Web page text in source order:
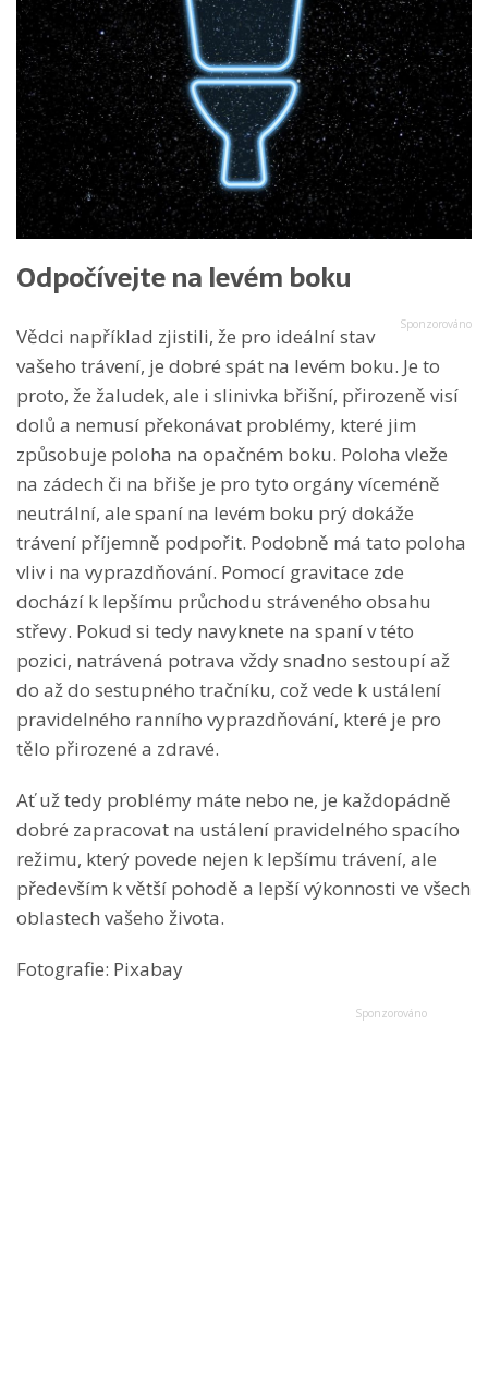
Odpočívejte na levém boku
Vědci například zjistili, že pro ideální stav
vašeho trávení, je dobré spát na levém boku. Je to
proto, že žaludek, ale i slinivka břišní, přirozeně visí
dolů a nemusí překonávat problémy, které jim
způsobuje poloha na opačném boku. Poloha vleže
na zádech či na břiše je pro tyto orgány víceméně
neutrální, ale spaní na levém boku prý dokáže
trávení příjemně podpořit. Podobně má tato poloha
vliv i na vyprazdňování. Pomocí gravitace zde
dochází k lepšímu průchodu stráveného obsahu
střevy. Pokud si tedy navyknete na spaní v této
pozici, natrávená potrava vždy snadno sestoupí až
do až do sestupného tračníku, což vede k ustálení
pravidelného ranního vyprazdňování, které je pro
tělo přirozené a zdravé.
Ať už tedy problémy máte nebo ne, je každopádně
dobré zapracovat na ustálení pravidelného spacího
režimu, který povede nejen k lepšímu trávení, ale
především k větší pohodě a lepší výkonnosti ve všech
oblastech vašeho života.
Fotografie: Pixabay